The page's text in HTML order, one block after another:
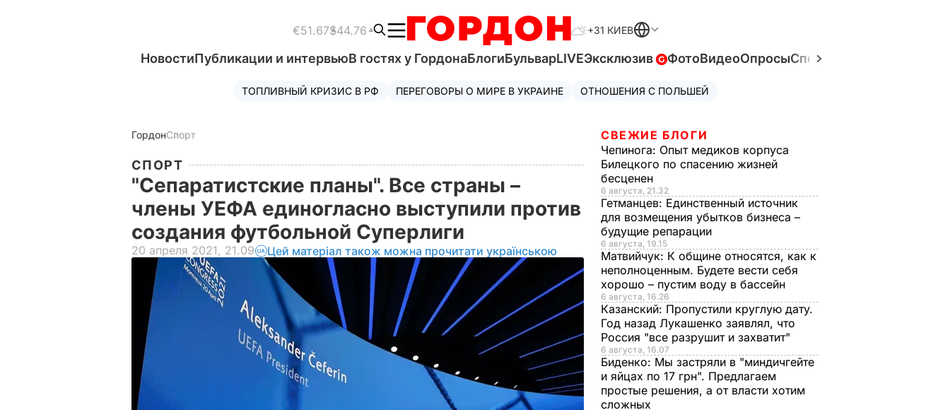
€51.67$44.76 +31 КИЕВ
НовостиПубликации и интервьюВ гостях у ГордонаБлогиБульварLIVEЭксклюзив ФотоВидеоОпросыСпецпроекты
ТОПЛИВНЫЙ КРИЗИС В РФ ПЕРЕГОВОРЫ О МИРЕ В УКРАИНЕ ОТНОШЕНИЯ С ПОЛЬШЕЙ
ГордонСпорт
СПОРТ
"Сепаратистские планы". Все страны –
члены УЕФА единогласно выступили против
создания футбольной Суперлиги
20 апреля 2021, 21.09 Цей матеріал також можна прочитати українською
СВЕЖИЕ БЛОГИ
Чепинога: Опыт медиков корпуса
Билецкого по спасению жизней
бесценен
6 августа, 21.32
Гетманцев: Единственный источник
для возмещения убытков бизнеса –
будущие репарации
6 августа, 19.15
Матвийчук: К общине относятся, как к
неполноценным. Будете вести себя
хорошо – пустим воду в бассейн
6 августа, 16.26
Казанский: Пропустили круглую дату.
Год назад Лукашенко заявлял, что
Россия "все разрушит и захватит"
6 августа, 16.07
Биденко: Мы застряли в "миндичгейте
и яйцах по 17 грн". Предлагаем
простые решения, а от власти хотим
сложных